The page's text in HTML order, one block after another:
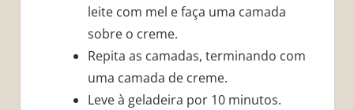
leite com mel e faça uma camada
sobre o creme.
Repita as camadas, terminando com
uma camada de creme.
Leve à geladeira por 10 minutos.